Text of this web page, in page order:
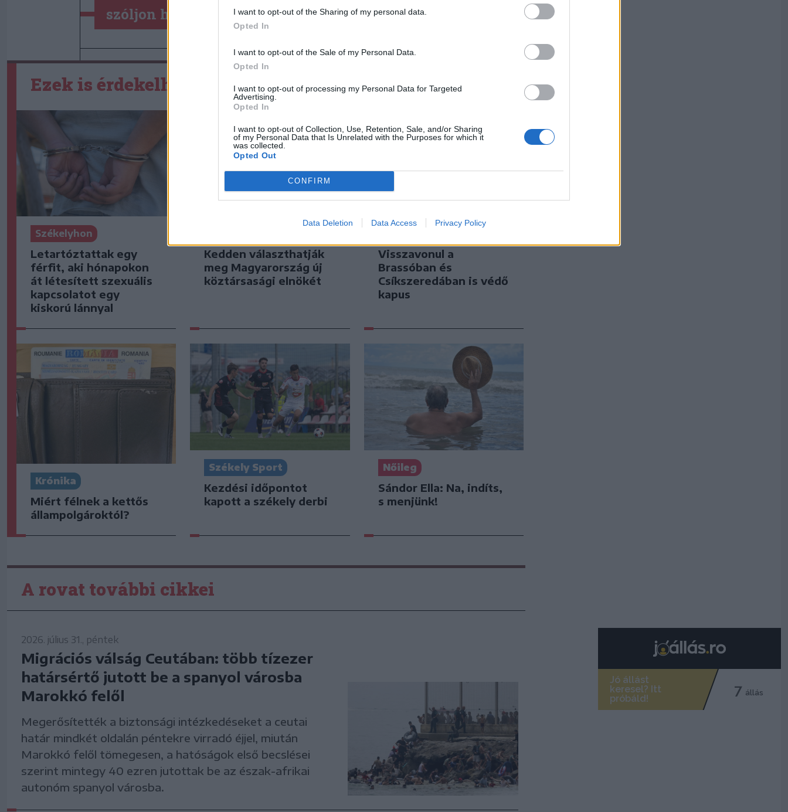
I want to opt-out of the Sharing of my personal data.
Opted In
I want to opt-out of the Sale of my Personal Data.
Opted In
I want to opt-out of processing my Personal Data for Targeted
Advertising.
Opted In
I want to opt-out of Collection, Use, Retention, Sale, and/or Sharing
of my Personal Data that Is Unrelated with the Purposes for which it
was collected.
Opted Out
CONFIRM
Data Deletion Data Access Privacy Policy
szóljon hozzá!
Ezek is érdekelhetik
Székelyhon
Letartóztattak egy
férfit, aki hónapokon
át létesített szexuális
kapcsolatot egy
kiskorú lánnyal
Kedden választhatják
meg Magyarország új
köztársasági elnökét
Visszavonul a
Brassóban és
Csíkszeredában is védő
kapus
Krónika
Miért félnek a kettős
állampolgároktól?
Székely Sport
Kezdési időpontot
kapott a székely derbi
Nőileg
Sándor Ella: Na, indíts,
s menjünk!
A rovat további cikkei
2026. július 31., péntek
Migrációs válság Ceutában: több tízezer
határsértő jutott be a spanyol városba
Marokkó felől
Megerősítették a biztonsági intézkedéseket a ceutai
határ mindkét oldalán péntekre virradó éjjel, miután
Marokkó felől tömegesen, a hatóságok első becslései
szerint mintegy 40 ezren jutottak be az észak-afrikai
autonóm spanyol városba.